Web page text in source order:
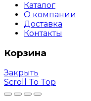
Каталог
О компании
Доставка
Контакты
Корзина
Закрыть
Scroll To Top